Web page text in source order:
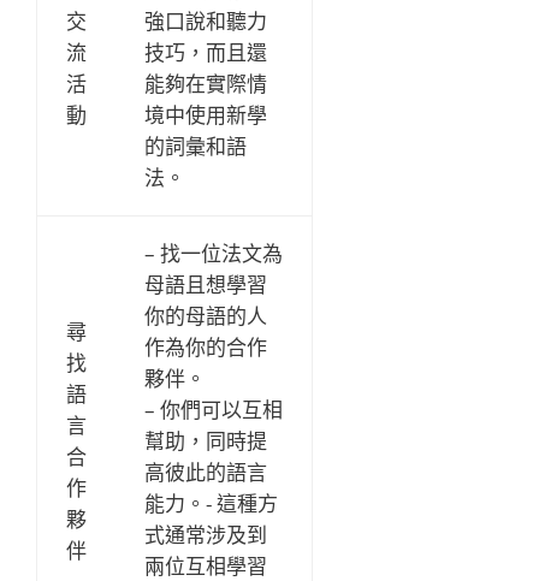
交
流
活
動
強口說和聽力
技巧，而且還
能夠在實際情
境中使用新學
的詞彙和語
法。
尋
找
語
言
合
作
夥
伴
– 找一位法文為
母語且想學習
你的母語的人
作為你的合作
夥伴。
– 你們可以互相
幫助，同時提
高彼此的語言
能力。- 這種方
式通常涉及到
兩位互相學習